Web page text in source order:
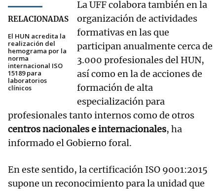
RELACIONADAS
El HUN acredita la
realización del
hemograma por la
norma
internacional ISO
15189 para
laboratorios
clínicos
La UFF colabora también en la
organización de actividades
formativas en las que
participan anualmente cerca de
3.000 profesionales del HUN,
así como en la de acciones de
formación de alta
especialización para
profesionales tanto internos como de otros
centros nacionales e internacionales, ha
informado el Gobierno foral.
En este sentido, la certificación ISO 9001:2015
supone un reconocimiento para la unidad que